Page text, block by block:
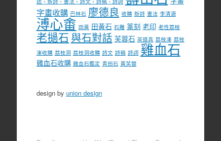
字畫收購 巴林石 廖德良 收購 新詩 書法 李清源
溥心畬 田黃 田黃石 石雕 篆刻 老印 老性荔枝
老撾石 與石對話 芙蓉石 茶道具 荔枝凍 荔枝
凍收購 荔枝洞 荔枝洞收購 詩文 詩稿 詩詞 雞血石
雞血石收購 雞血石鑑定 青田石 黃芙蓉
design by union design